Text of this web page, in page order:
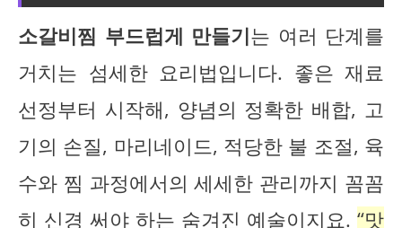
소갈비찜 부드럽게 만들기는 여러 단계를
거치는 섬세한 요리법입니다. 좋은 재료
선정부터 시작해, 양념의 정확한 배합, 고
기의 손질, 마리네이드, 적당한 불 조절, 육
수와 찜 과정에서의 세세한 관리까지 꼼꼼
히 신경 써야 하는 숨겨진 예술이지요. “맛